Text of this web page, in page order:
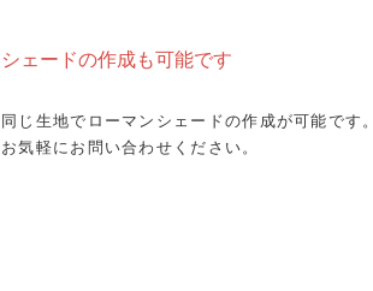
シェードの作成も可能です
同じ生地でローマンシェードの作成が可能です。
お気軽にお問い合わせください。